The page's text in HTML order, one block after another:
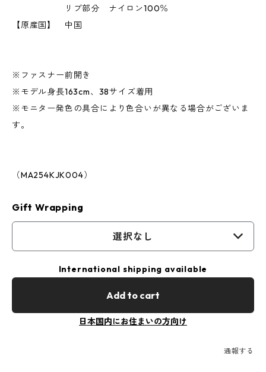
リブ部分 ナイロン100％
【原産国】 中国
※ファスナー前開き
※モデル身長163cm、38サイズ着用
※モニター発色の具合により色合いが異なる場合がございま
す。
（MA254KJK004）
Gift Wrapping
選択なし
International shipping available
Add to cart
日本国内にお住まいの方向け
通報する